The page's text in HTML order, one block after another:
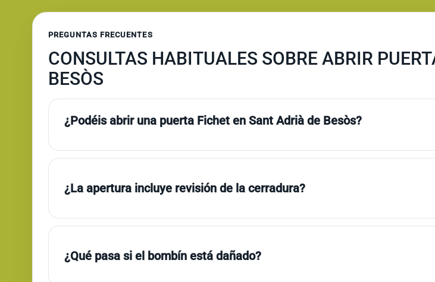
PREGUNTAS FRECUENTES
CONSULTAS HABITUALES SOBRE ABRIR
BESÒS
¿Podéis abrir una puerta Fichet en Sant Adrià de Besòs?
¿La apertura incluye revisión de la cerradura?
¿Qué pasa si el bombín está dañado?